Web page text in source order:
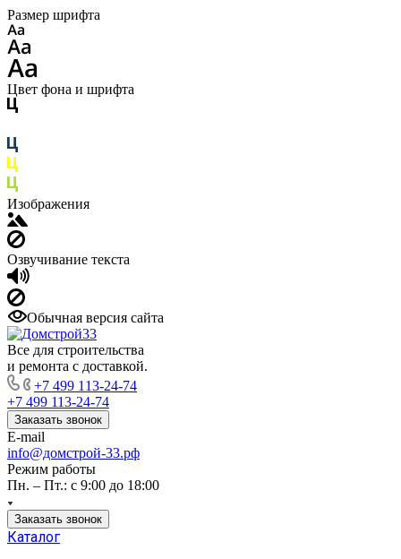
Размер шрифта
Цвет фона и шрифта
Изображения
Озвучивание текста
Обычная версия сайта
Все для строительства
и ремонта с доставкой.
+7 499 113-24-74
+7 499 113-24-74
Заказать звонок
E-mail
info@домстрой-33.рф
Режим работы
Пн. – Пт.: с 9:00 до 18:00
Заказать звонок
Каталог